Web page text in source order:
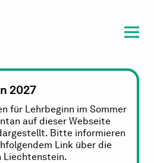
2027
für Lehrbeginn im Sommer
auf dieser Webseite
Bitte informieren
Link über die
Liechtenstein.